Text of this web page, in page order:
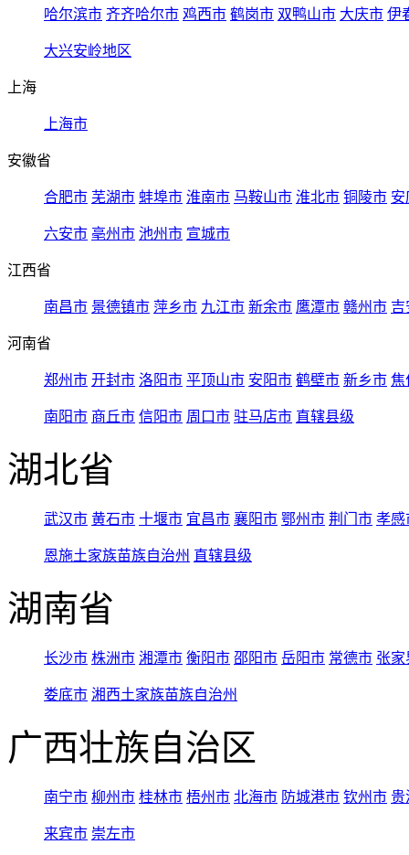
哈尔滨市 齐齐哈尔市 鸡西市 鹤岗市 双鸭山市 大庆市 伊
大兴安岭地区
上海
上海市
安徽省
合肥市 芜湖市 蚌埠市 淮南市 马鞍山市 淮北市 铜陵市 安
六安市 亳州市 池州市 宣城市
江西省
南昌市 景德镇市 萍乡市 九江市 新余市 鹰潭市 赣州市 吉
河南省
郑州市 开封市 洛阳市 平顶山市 安阳市 鹤壁市 新乡市 焦
南阳市 商丘市 信阳市 周口市 驻马店市 直辖县级
湖北省
武汉市 黄石市 十堰市 宜昌市 襄阳市 鄂州市 荆门市 孝感
恩施土家族苗族自治州 直辖县级
湖南省
长沙市 株洲市 湘潭市 衡阳市 邵阳市 岳阳市 常德市 张家
娄底市 湘西土家族苗族自治州
广西壮族自治区
南宁市 柳州市 桂林市 梧州市 北海市 防城港市 钦州市 贵
来宾市 崇左市